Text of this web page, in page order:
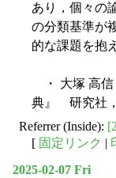
あり，個々の
の分類基準が
的な課題を抱
・ 大塚 高信
典』 研究社，
Referrer (Inside):
[ 固定リンク |
2025-02-07 Fri